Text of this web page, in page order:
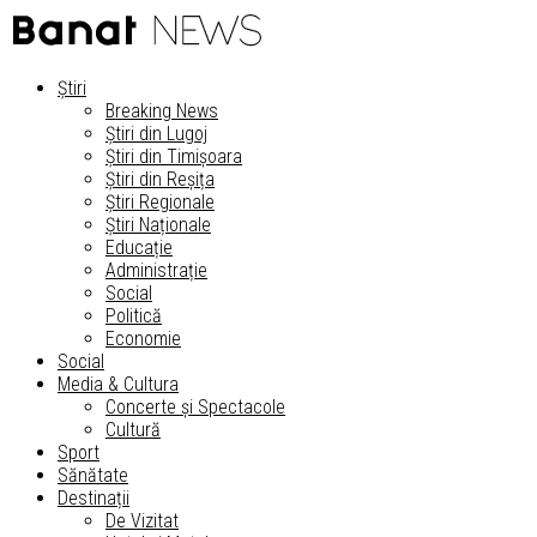
Știri
Breaking News
Știri din Lugoj
Știri din Timișoara
Știri din Reșița
Știri Regionale
Știri Naționale
Educație
Administrație
Social
Politică
Economie
Social
Media & Cultura
Concerte și Spectacole
Cultură
Sport
Sănătate
Destinații
De Vizitat